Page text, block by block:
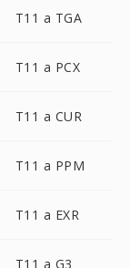
T11 a TGA
T11 a PCX
T11 a CUR
T11 a PPM
T11 a EXR
T11 a G3